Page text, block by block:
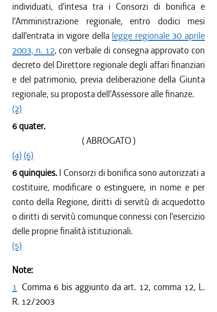
individuati, d'intesa tra i Consorzi di bonifica e
l'Amministrazione regionale, entro dodici mesi
dall'entrata in vigore della legge regionale 30 aprile
2003, n. 12, con verbale di consegna approvato con
decreto del Direttore regionale degli affari finanziari
e del patrimonio, previa deliberazione della Giunta
regionale, su proposta dell'Assessore alle finanze.
(2)
6 quater.
( ABROGATO )
(4) (6)
6 quinquies. I Consorzi di bonifica sono autorizzati a
costituire, modificare o estinguere, in nome e per
conto della Regione, diritti di servitù di acquedotto
o diritti di servitù comunque connessi con l'esercizio
delle proprie finalità istituzionali.
(5)
Note:
1 Comma 6 bis aggiunto da art. 12, comma 12, L.
R. 12/2003